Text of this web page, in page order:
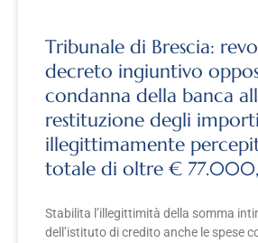
Tribunale di Brescia:
decreto ingiuntivo
condanna della banca
restituzione degli importi
illegittimamente
totale di oltre €
Stabilita l’illegittimità della somma
dell’istituto di credito anche le spese